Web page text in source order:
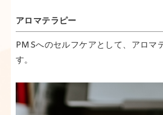
アロマテラピー
PMSへのセルフケアとして、アロマ
す。